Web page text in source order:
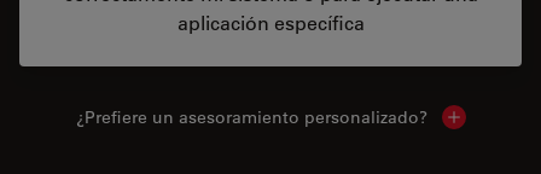
aplicación específica
¿Prefiere un asesoramiento personalizado? Show local